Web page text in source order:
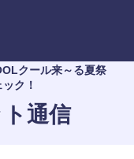
クール来～る夏祭
ク！
通信